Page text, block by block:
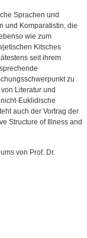
Sprachen und
und Komparatistin, die
wie zum
Kitsches
seit ihrem
zu
Literatur und
Euklidische
auch der Vortrag der
Structure of Illness and
von Prof. Dr.